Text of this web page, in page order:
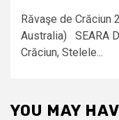
Răvaşe de Crăciun
Australia) SEARA
Crăciun, Stelele...
YOU MAY